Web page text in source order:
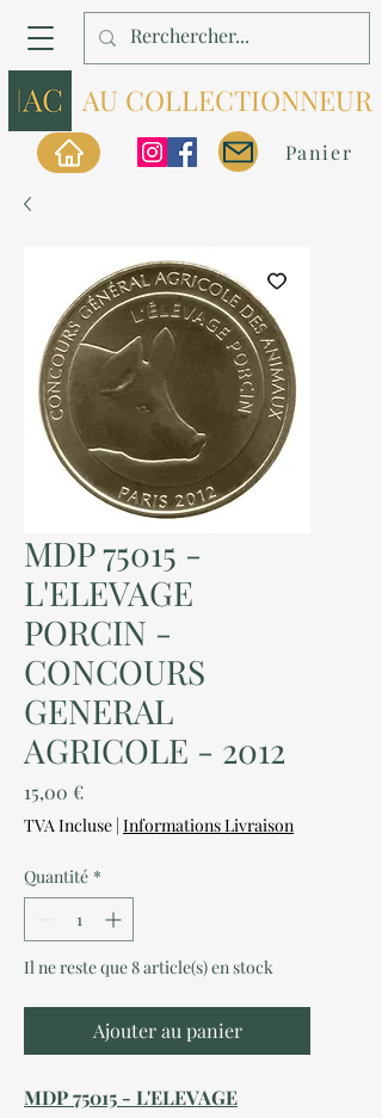
AU COLLECTIONNEUR
Panier
MDP 75015 -
L'ELEVAGE
PORCIN -
CONCOURS
GENERAL
AGRICOLE - 2012
15,00 €Prix
TVA Incluse | Informations Livraison
Quantité *
Il ne reste que 8 article(s) en stock
Ajouter au panier
MDP 75015 - L'ELEVAGE